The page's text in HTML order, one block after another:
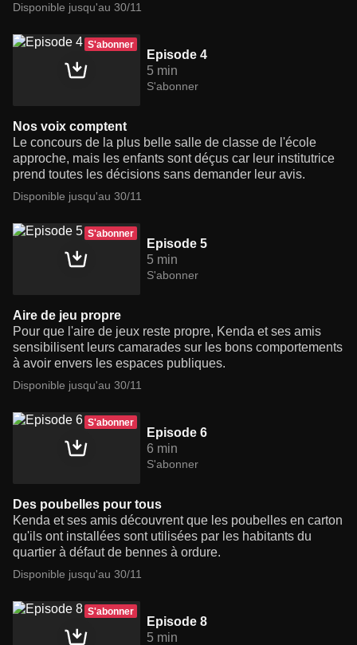
Disponible jusqu'au 30/11
S'abonner
Episode 4
5 min
S'abonner
Nos voix comptent
Le concours de la plus belle salle de classe de l'école
approche, mais les enfants sont déçus car leur institutrice
prend toutes les décisions sans demander leur avis.
Disponible jusqu'au 30/11
S'abonner
Episode 5
5 min
S'abonner
Aire de jeu propre
Pour que l'aire de jeux reste propre, Kenda et ses amis
sensibilisent leurs camarades sur les bons comportements
à avoir envers les espaces publiques.
Disponible jusqu'au 30/11
S'abonner
Episode 6
6 min
S'abonner
Des poubelles pour tous
Kenda et ses amis découvrent que les poubelles en carton
qu'ils ont installées sont utilisées par les habitants du
quartier à défaut de bennes à ordure.
Disponible jusqu'au 30/11
S'abonner
Episode 8
5 min